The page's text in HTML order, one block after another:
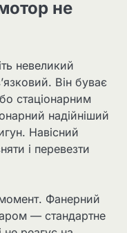
не
невеликий
Він буває
стаціонарним
надійніший
Навісний
і перевезти
Фанерний
— стандартне